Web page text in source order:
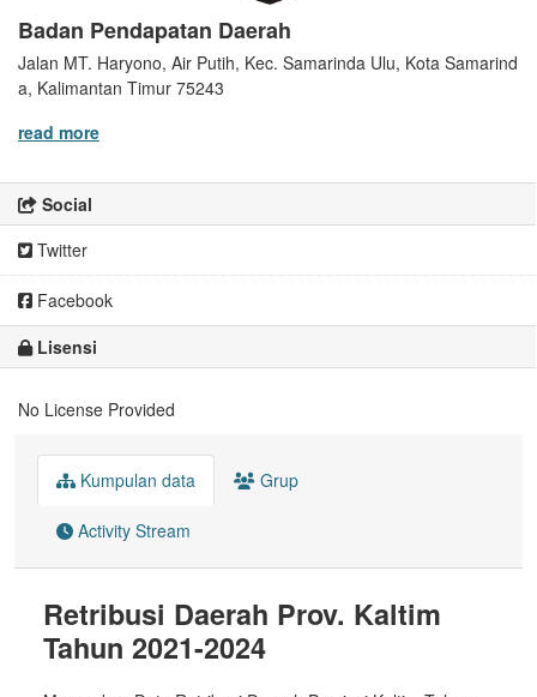
Badan Pendapatan Daerah
Jalan MT. Haryono, Air Putih, Kec. Samarinda Ulu, Kota Samarind
a, Kalimantan Timur 75243
read more
Social
Twitter
Facebook
Lisensi
No License Provided
Kumpulan data Grup
Activity Stream
Retribusi Daerah Prov. Kaltim
Tahun 2021-2024